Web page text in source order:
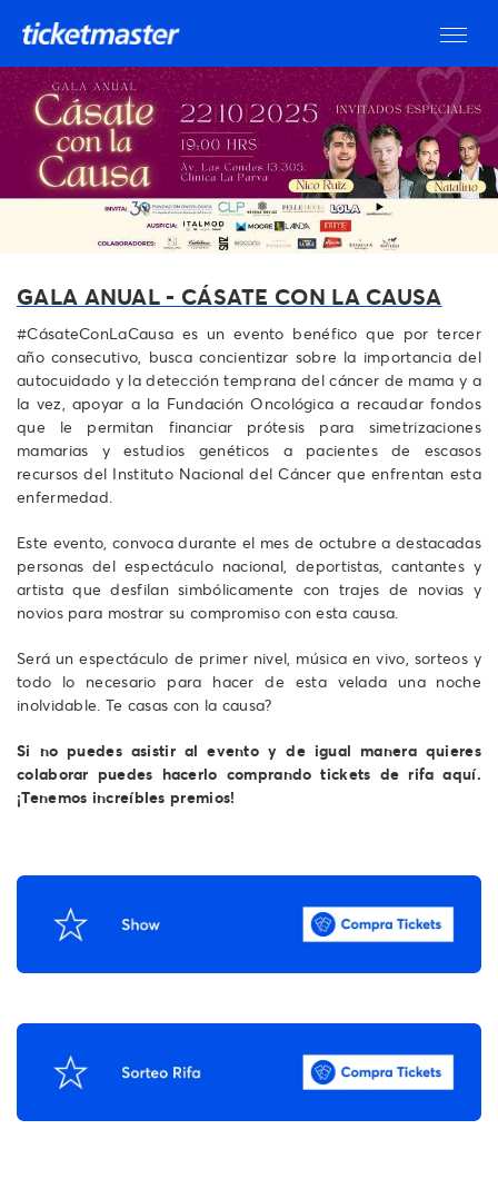
GALA ANUAL - CÁSATE CON LA CAUSA
#CásateConLaCausa es un evento benéfico que por tercer
año consecutivo, busca concientizar sobre la importancia del
autocuidado y la detección temprana del cáncer de mama y a
la vez, apoyar a la Fundación Oncológica a recaudar fondos
que le permitan financiar prótesis para simetrizaciones
mamarias y estudios genéticos a pacientes de escasos
recursos del Instituto Nacional del Cáncer que enfrentan esta
enfermedad.
Este evento, convoca durante el mes de octubre a destacadas
personas del espectáculo nacional, deportistas, cantantes y
artista que desfilan simbólicamente con trajes de novias y
novios para mostrar su compromiso con esta causa.
Será un espectáculo de primer nivel, música en vivo, sorteos y
todo lo necesario para hacer de esta velada una noche
inolvidable. Te casas con la causa?
Si no puedes asistir al evento y de igual manera quieres
colaborar puedes hacerlo comprando tickets de rifa aquí.
¡Tenemos increíbles premios!